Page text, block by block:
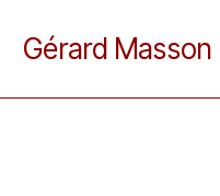
Gérard Masson